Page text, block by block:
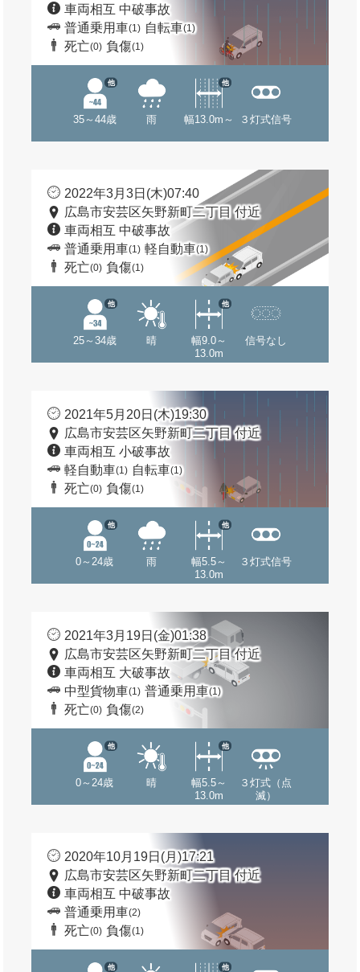
車両相互 中破事故
普通乗用車(1) 自転車(1)
死亡(0) 負傷(1)
35～44歳
他
雨 幅13.0m～
他
３灯式信号
2022年3月3日(木)07:40
広島市安芸区矢野新町二丁目 付近
車両相互 中破事故
普通乗用車(1) 軽自動車(1)
死亡(0) 負傷(1)
25～34歳
他
晴
幅9.0～
13.0m
他
信号なし
2021年5月20日(木)19:30
広島市安芸区矢野新町二丁目 付近
車両相互 小破事故
軽自動車(1) 自転車(1)
死亡(0) 負傷(1)
0～24歳
他
雨
幅5.5～
13.0m
他
３灯式信号
2021年3月19日(金)01:38
広島市安芸区矢野新町二丁目 付近
車両相互 大破事故
中型貨物車(1) 普通乗用車(1)
死亡(0) 負傷(2)
0～24歳
他
晴
幅5.5～
13.0m
他
３灯式（点
滅）
2020年10月19日(月)17:21
広島市安芸区矢野新町二丁目 付近
車両相互 中破事故
普通乗用車(2)
死亡(0) 負傷(1)
他 他